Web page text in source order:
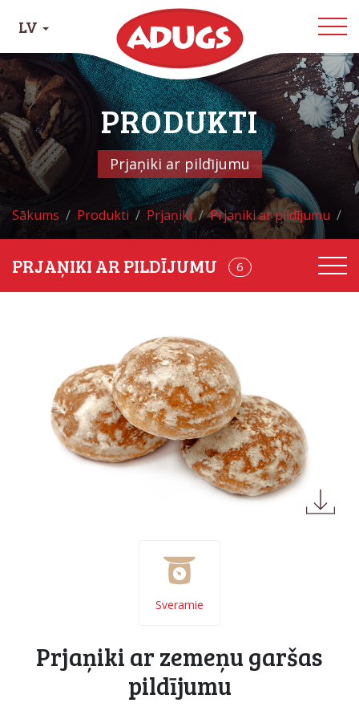
LV
PRODUKTI
Prjaņiki ar pildījumu
Sākums Produkti Prjaņiki Prjaņiki ar pildījumu
22
PRJAŅIKI AR PILDĪJUMU 6
Sveramie
Prjaņiki ar zemeņu garšas
pildījumu